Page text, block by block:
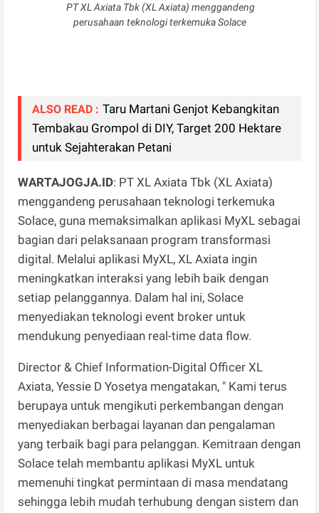
PT XL Axiata Tbk (XL Axiata) menggandeng
perusahaan teknologi terkemuka Solace
ALSO READ : Taru Martani Genjot Kebangkitan
Tembakau Grompol di DIY, Target 200 Hektare
untuk Sejahterakan Petani
WARTAJOGJA.ID: PT XL Axiata Tbk (XL Axiata)
menggandeng perusahaan teknologi terkemuka
Solace, guna memaksimalkan aplikasi MyXL sebagai
bagian dari pelaksanaan program transformasi
digital. Melalui aplikasi MyXL, XL Axiata ingin
meningkatkan interaksi yang lebih baik dengan
setiap pelanggannya. Dalam hal ini, Solace
menyediakan teknologi event broker untuk
mendukung penyediaan real-time data flow.
Director & Chief Information-Digital Officer XL
Axiata, Yessie D Yosetya mengatakan, " Kami terus
berupaya untuk mengikuti perkembangan dengan
menyediakan berbagai layanan dan pengalaman
yang terbaik bagi para pelanggan. Kemitraan dengan
Solace telah membantu aplikasi MyXL untuk
memenuhi tingkat permintaan di masa mendatang
sehingga lebih mudah terhubung dengan sistem dan